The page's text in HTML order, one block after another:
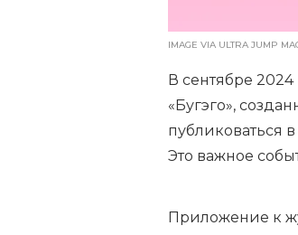
IMAGE VIA ULTRA JUMP
В сентябре
«Бугэго»,
публиковаться
Это важное
Приложение к